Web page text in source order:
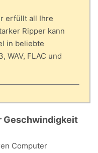
erfüllt all Ihre
Ripper kann
in beliebte
WAV, FLAC und
Geschwindigkeit
Computer